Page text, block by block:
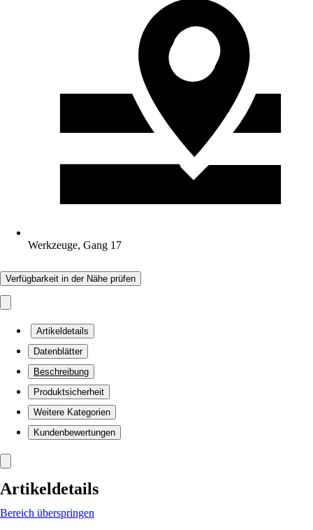
Werkzeuge, Gang 17
Verfügbarkeit in der Nähe prüfen
Artikeldetails
Datenblätter
Beschreibung
Produktsicherheit
Weitere Kategorien
Kundenbewertungen
Artikeldetails
Bereich überspringen